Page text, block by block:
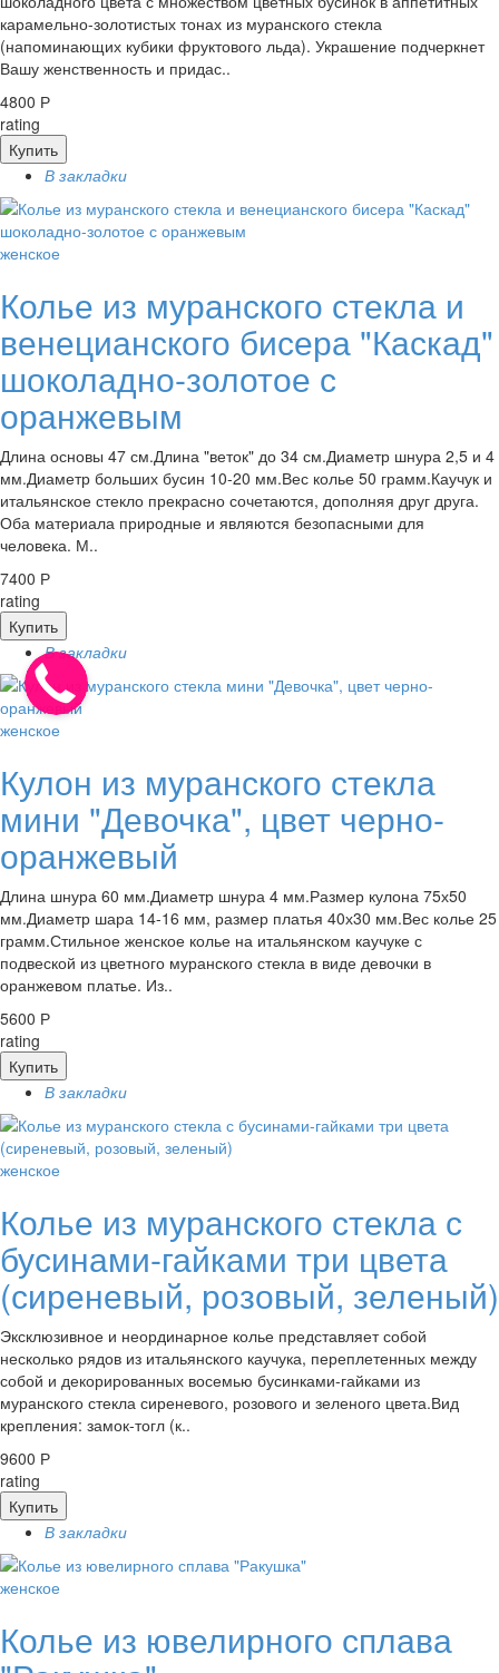
карамельно-золотистых тонах из муранского стекла
(напоминающих кубики фруктового льда). Украшение подчеркнет
Вашу женственность и придас..
4800 Р
rating
Купить
В закладки
женское
Колье из муранского стекла и
венецианского бисера "Каскад"
шоколадно-золотое с
оранжевым
Длина основы 47 см.Длина "веток" до 34 см.Диаметр шнура 2,5 и 4
мм.Диаметр больших бусин 10-20 мм.Вес колье 50 грамм.Каучук и
итальянское стекло прекрасно сочетаются, дополняя друг друга.
Оба материала природные и являются безопасными для
человека. М..
7400 Р
rating
Купить
В закладки
женское
Кулон из муранского стекла
мини "Девочка", цвет черно-
оранжевый
Длина шнура 60 мм.Диаметр шнура 4 мм.Размер кулона 75х50
мм.Диаметр шара 14-16 мм, размер платья 40х30 мм.Вес колье 25
грамм.Стильное женское колье на итальянском каучуке с
подвеской из цветного муранского стекла в виде девочки в
оранжевом платье. Из..
5600 Р
rating
Купить
В закладки
женское
Колье из муранского стекла с
бусинами-гайками три цвета
(сиреневый, розовый, зеленый)
Эксклюзивное и неординарное колье представляет собой
несколько рядов из итальянского каучука, переплетенных между
собой и декорированных восемью бусинками-гайками из
муранского стекла сиреневого, розового и зеленого цвета.Вид
крепления: замок-тогл (к..
9600 Р
rating
Купить
В закладки
женское
Колье из ювелирного сплава